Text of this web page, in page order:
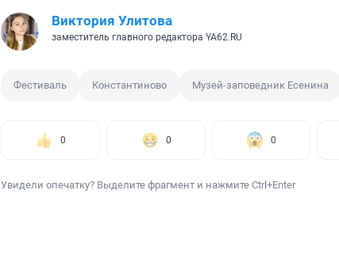
Виктория Улитова
заместитель главного редактора YA62.RU
Фестиваль Константиново Музей-заповедник Есенина
0 0 0
Увидели опечатку? Выделите фрагмент и нажмите Ctrl+Enter